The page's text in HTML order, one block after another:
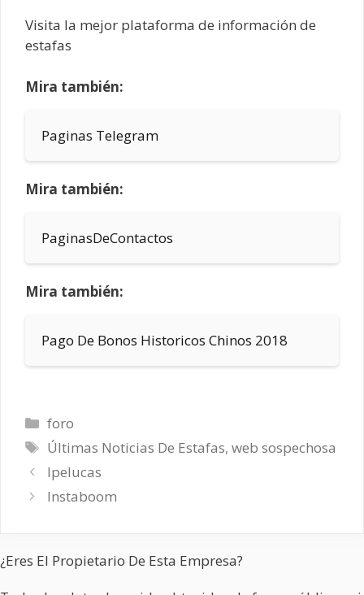
Visita la mejor plataforma de información de
estafas
Mira también:
Paginas Telegram
Mira también:
PaginasDeContactos
Mira también:
Pago De Bonos Historicos Chinos 2018
Categorías
foro
Etiquetas
Últimas Noticias De Estafas,web sospechosa
Ipelucas
Instaboom
¿Eres El Propietario De Esta Empresa?